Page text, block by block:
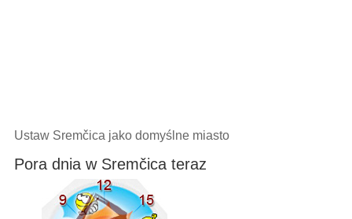
Ustaw Sremčica jako domyślne miasto
Pora dnia w Sremčica teraz